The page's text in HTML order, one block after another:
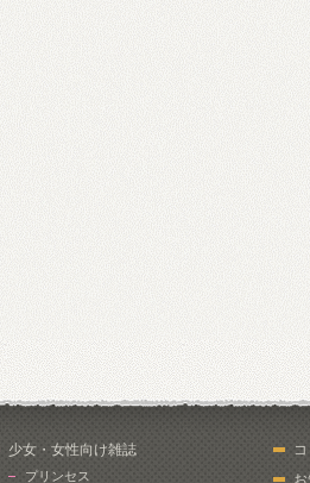
少女・女性向け雑誌
プリンセス